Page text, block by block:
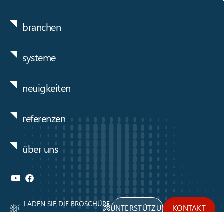
branchen
systeme
neuigkeiten
referenzen
über uns
LADEN SIE DIE BROSCHÜREUNTERSTÜTZUNG KONTAKT